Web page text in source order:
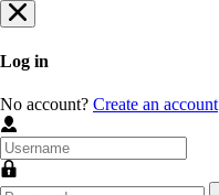
Log in
No account? Create an account